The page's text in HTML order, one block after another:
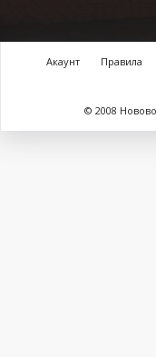
Акаунт Правила
© 2008